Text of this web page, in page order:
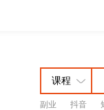
副业 抖音